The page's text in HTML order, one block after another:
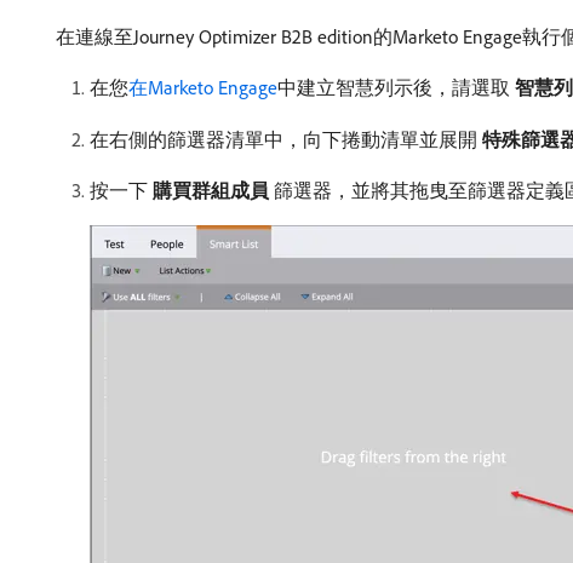
在連線至Journey Optimizer B2B edition的Marketo Engage執
在您在Marketo Engage中建立智慧列示後，請選取​ 智慧
在右側的篩選器清單中，向下捲動清單並展開​ 特殊篩選
按一下​ 購買群組成員 篩選器，並將其拖曳至篩選器定義